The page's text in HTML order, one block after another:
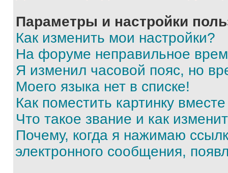
Параметры и настройки
Как изменить мои настройки?
На форуме неправильное
Я изменил часовой пояс, но
Моего языка нет в списке!
Как поместить картинку
Что такое звание и как
Почему, когда я нажимаю
электронного сообщения,